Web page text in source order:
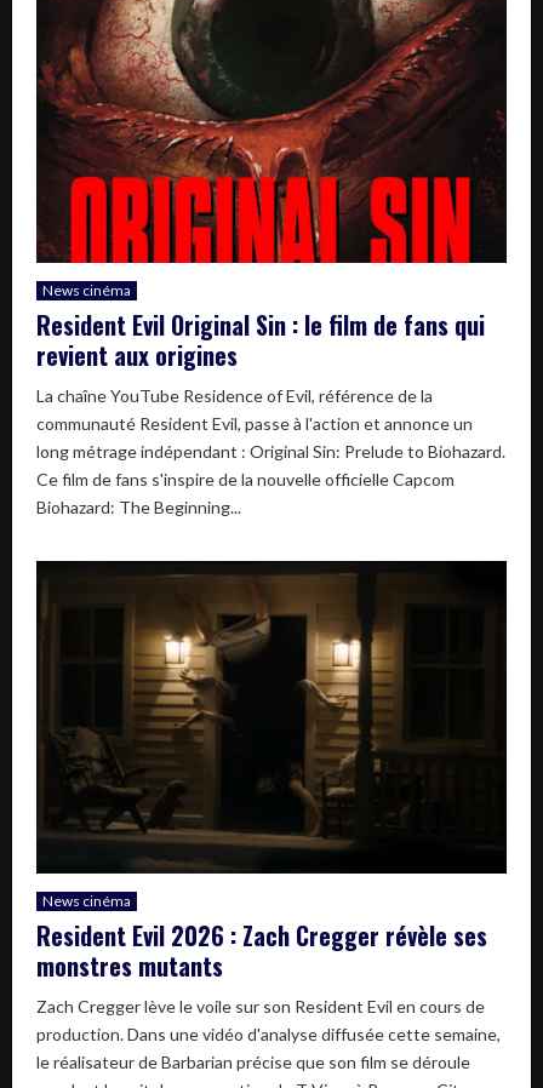
News cinéma
Resident Evil Original Sin : le film de fans qui
revient aux origines
La chaîne YouTube Residence of Evil, référence de la
communauté Resident Evil, passe à l'action et annonce un
long métrage indépendant : Original Sin: Prelude to Biohazard.
Ce film de fans s'inspire de la nouvelle officielle Capcom
Biohazard: The Beginning...
News cinéma
Resident Evil 2026 : Zach Cregger révèle ses
monstres mutants
Zach Cregger lève le voile sur son Resident Evil en cours de
production. Dans une vidéo d'analyse diffusée cette semaine,
le réalisateur de Barbarian précise que son film se déroule